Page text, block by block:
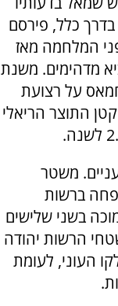
בדרך כלל, פירסם
המלחמה מאז
מדהימים. משנת
על רצועת
במרוצת 15 שנים, קטן התוצר הריאלי
משטר
ברשות
ברצועה הייתה ב-2022 נמוכה בשני שלישים
הרשות יהודה
לקו העוני, לעומת